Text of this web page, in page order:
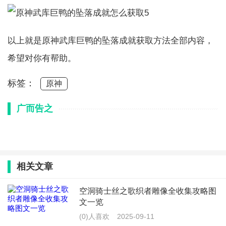
以上就是原神武库巨鸭的坠落成就获取方法全部内容，
希望对你有帮助。
标签： 原神
广而告之
相关文章
空洞骑士丝之歌织者雕像全收集攻略图
文一览
(0)人喜欢 2025-09-11